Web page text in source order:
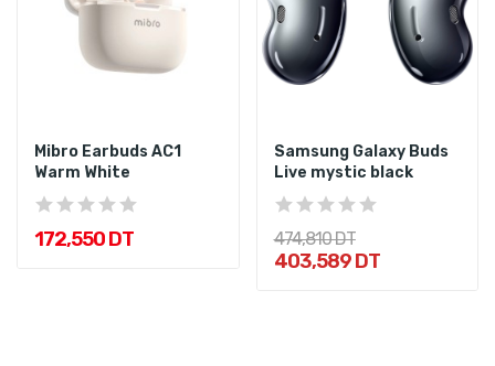
Mibro Earbuds AC1
Warm White
172,550 DT
Samsung Galaxy Buds
Live mystic black
474,810 DT
403,589 DT